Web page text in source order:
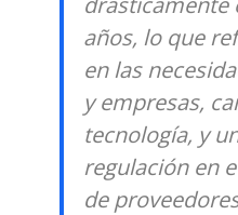
años, lo que
en las
y empresas,
tecnología, y
regulación en
de